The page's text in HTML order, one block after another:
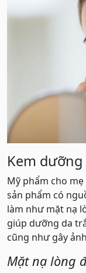
Kem
Mỹ phẩm cho
sản phẩm có
làm như mặt nạ
giúp dưỡng da
cũng như gây
Mặt nạ lòng